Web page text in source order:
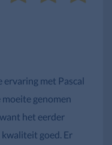
ervaring met Pascal
moeite genomen
het eerder
goed. Er